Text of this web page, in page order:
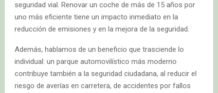
seguridad vial. Renovar un coche de más de 15 años por
uno más eficiente tiene un impacto inmediato en la
reducción de emisiones y en la mejora de la seguridad.
Además, hablamos de un beneficio que trasciende lo
individual: un parque automovilístico más moderno
contribuye también a la seguridad ciudadana, al reducir el
riesgo de averías en carretera, de accidentes por fallos